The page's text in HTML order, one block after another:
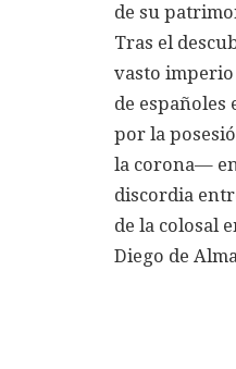
de su
Tras el
vasto
de españoles
por la
la corona—
discordia
de la colosal
Diego de